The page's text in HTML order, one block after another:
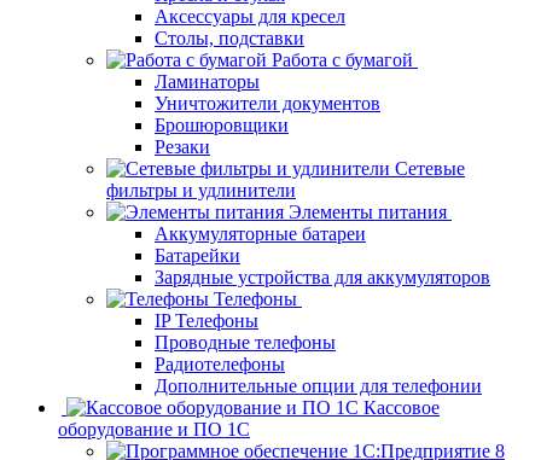
Аксессуары для кресел
Столы, подставки
Работа с бумагой
Ламинаторы
Уничтожители документов
Брошюровщики
Резаки
Сетевые
фильтры и удлинители
Элементы питания
Аккумуляторные батареи
Батарейки
Зарядные устройства для аккумуляторов
Телефоны
IP Телефоны
Проводные телефоны
Радиотелефоны
Дополнительные опции для телефонии
Кассовое
оборудование и ПО 1С